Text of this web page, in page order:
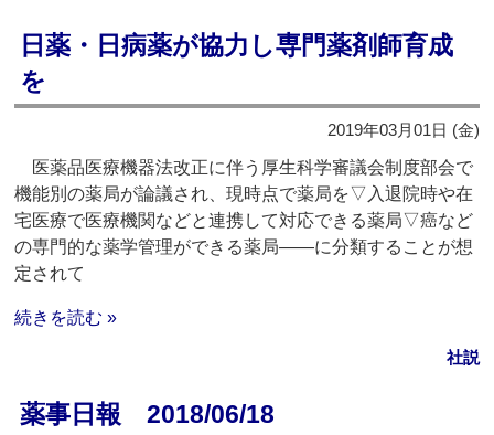
日薬・日病薬が協力し専門薬剤師育成
を
2019年03月01日 (金)
医薬品医療機器法改正に伴う厚生科学審議会制度部会で
機能別の薬局が論議され、現時点で薬局を▽入退院時や在
宅医療で医療機関などと連携して対応できる薬局▽癌など
の専門的な薬学管理ができる薬局――に分類することが想
定されて
続きを読む »
社説
薬事日報 2018/06/18